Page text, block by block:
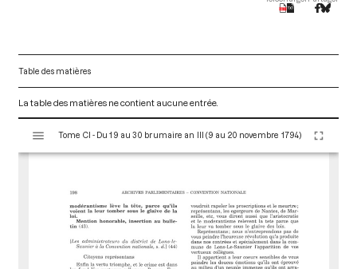
Table des matières
La table des matières ne contient aucune entrée.
s
Tome CI - Du 19 au 30 brumaire an III (9 au 20 novembre 1794)